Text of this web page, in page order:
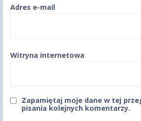
Adres e-mail
Witryna internetowa
Zapamiętaj moje dane w tej
pisania kolejnych komentarzy.